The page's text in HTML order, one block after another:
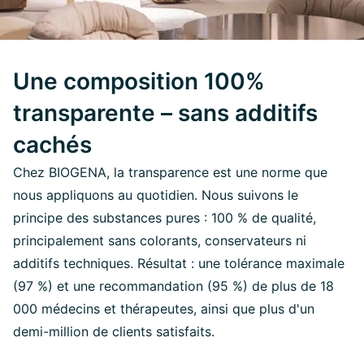
Une composition 100%
transparente – sans additifs
cachés
Chez BIOGENA, la transparence est une norme que
nous appliquons au quotidien. Nous suivons le
principe des substances pures : 100 % de qualité,
principalement sans colorants, conservateurs ni
additifs techniques. Résultat : une tolérance maximale
(97 %) et une recommandation (95 %) de plus de 18
000 médecins et thérapeutes, ainsi que plus d'un
demi-million de clients satisfaits.